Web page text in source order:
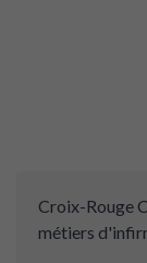
Croix-Rouge
métiers